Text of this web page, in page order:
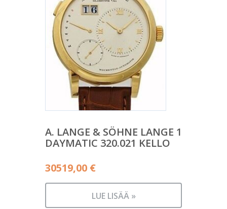
A. LANGE & SÖHNE LANGE 1
DAYMATIC 320.021 KELLO
30519,00 €
LUE LISÄÄ »